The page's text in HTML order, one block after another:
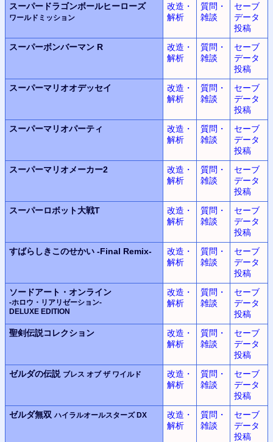
スーパードラゴンボールヒーローズ
ワールドミッション
改造・
解析
質問・
雑談
セーブ
データ
投稿
スーパーボンバーマン R
改造・
解析
質問・
雑談
セーブ
データ
投稿
スーパーマリオオデッセイ
改造・
解析
質問・
雑談
セーブ
データ
投稿
スーパーマリオパーティ
改造・
解析
質問・
雑談
セーブ
データ
投稿
スーパーマリオメーカー2
改造・
解析
質問・
雑談
セーブ
データ
投稿
スーパーロボット大戦T
改造・
解析
質問・
雑談
セーブ
データ
投稿
すばらしきこのせかい -Final Remix-
改造・
解析
質問・
雑談
セーブ
データ
投稿
ソードアート・オンライン
-ホロウ・リアリゼーション-
DELUXE EDITION
改造・
解析
質問・
雑談
セーブ
データ
投稿
聖剣伝説コレクション
改造・
解析
質問・
雑談
セーブ
データ
投稿
ゼルダの伝説 ブレス オブ ザ ワイルド
改造・
解析
質問・
雑談
セーブ
データ
投稿
ゼルダ無双 ハイラルオールスターズ DX
改造・
解析
質問・
雑談
セーブ
データ
投稿